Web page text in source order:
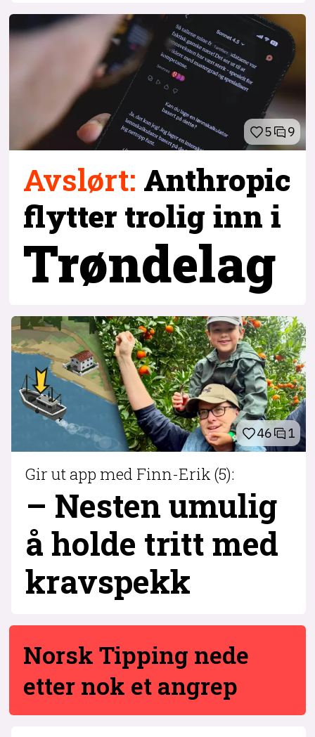
5 9
Avslørt: Anthropic
flytter trolig inn i
Trøndelag
46 1
Gir ut app med Finn-Erik (5):
– Nesten umulig
å holde tritt med
krav­spekk
Norsk Tipping nede
etter nok et angrep